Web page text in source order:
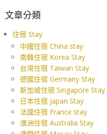
文章分類
住宿 Stay
中國住宿 China stay
南韓住宿 Korea Stay
台灣住宿 Taiwan Stay
德國住宿 Germany Stay
新加坡住宿 Singapore Stay
日本住宿 Japan Stay
法國住宿 France stay
澳洲住宿 Australia Stay